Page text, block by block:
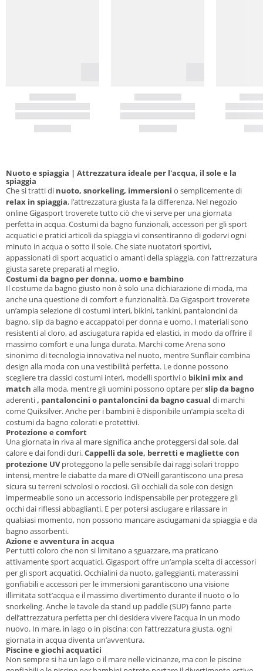
Nuoto e spiaggia | Attrezzatura ideale per l'acqua, il sole e la
spiaggia
Che si tratti di nuoto, snorkeling, immersioni o semplicemente di
relax in spiaggia, l’attrezzatura giusta fa la differenza. Nel negozio
online Gigasport troverete tutto ciò che vi serve per una giornata
perfetta in acqua. Costumi da bagno funzionali, accessori per gli sport
acquatici e pratici articoli da spiaggia vi consentiranno di godervi ogni
minuto in acqua o sotto il sole. Che siate nuotatori sportivi,
appassionati di sport acquatici o amanti della spiaggia, con l’attrezzatura
giusta sarete preparati al meglio.
Costumi da bagno per donna, uomo e bambino
Il costume da bagno giusto non è solo una dichiarazione di moda, ma
anche una questione di comfort e funzionalità. Da Gigasport troverete
un’ampia selezione di costumi interi, bikini, tankini, pantaloncini da
bagno, slip da bagno e accappatoi per donna e uomo. I materiali sono
resistenti al cloro, ad asciugatura rapida ed elastici, in modo da offrire il
massimo comfort e una lunga durata. Marchi come Arena sono
sinonimo di tecnologia innovativa nel nuoto, mentre Sunflair combina
design alla moda con una vestibilità perfetta. Le donne possono
scegliere tra classici costumi interi, modelli sportivi o bikini mix and
match alla moda, mentre gli uomini possono optare perslip da bagno
aderenti, pantaloncini o pantaloncini da bagno casual di marchi
come Quiksilver. Anche per i bambini è disponibile un’ampia scelta di
costumi da bagno colorati e protettivi.
Protezione e comfort
Una giornata in riva al mare significa anche proteggersi dal sole, dal
calore e dai fondi duri.Cappelli da sole, berretti e magliette con
protezione UVproteggono la pelle sensibile dai raggi solari troppo
intensi, mentre le ciabatte da mare di O’Neill garantiscono una presa
sicura su terreni scivolosi o rocciosi. Gli occhiali da sole con design
impermeabile sono un accessorio indispensabile per proteggere gli
occhi dai riflessi abbaglianti. E per potersi asciugare e rilassare in
qualsiasi momento, non possono mancare asciugamani da spiaggia e da
bagno assorbenti.
Azione e avventura in acqua
Per tutti coloro che non si limitano a sguazzare, ma praticano
attivamente sport acquatici, Gigasport offre un’ampia scelta di accessori
per gli sport acquatici. Occhialini da nuoto, galleggianti, materassini
gonfiabili e accessori per le immersioni garantiscono una visione
illimitata sott’acqua e il massimo divertimento durante il nuoto o lo
snorkeling. Anche le tavole da stand up paddle (SUP) fanno parte
dell’attrezzatura perfetta per chi desidera vivere l’acqua in un modo
nuovo. In mare, in lago o in piscina: con l’attrezzatura giusta, ogni
giornata in acqua diventa un’avventura.
Piscine e giochi acquatici
Non sempre si ha un lago o il mare nelle vicinanze, ma con le piscine